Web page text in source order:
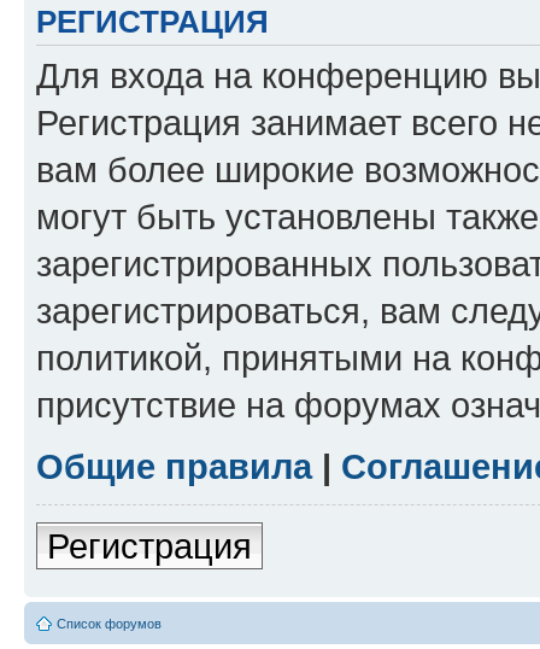
РЕГИСТРАЦИЯ
Для входа на конференцию
Регистрация занимает всего
вам более широкие
могут быть установлены
зарегистрированных
зарегистрироваться, вам
политикой, принятыми на
присутствие на форумах
Общие правила|
Регистрация
Список форумов